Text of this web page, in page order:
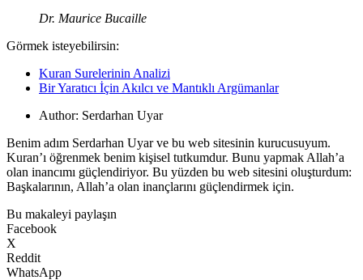
Dr. Maurice Bucaille
Görmek isteyebilirsin:
Kuran Surelerinin Analizi
Bir Yaratıcı İçin Akılcı ve Mantıklı Argümanlar
Author: Serdarhan Uyar
Benim adım Serdarhan Uyar ve bu web sitesinin kurucusuyum.
Kuran’ı öğrenmek benim kişisel tutkumdur. Bunu yapmak Allah’a
olan inancımı güçlendiriyor. Bu yüzden bu web sitesini oluşturdum:
Başkalarının, Allah’a olan inançlarını güçlendirmek için.
Bu makaleyi paylaşın
Facebook
X
Reddit
WhatsApp